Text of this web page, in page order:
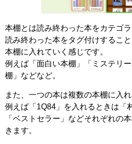
本棚とは読み終わった本をカテゴ
読み終わった本をタグ付けするこ
本棚に入れていく感じです。
例えば「面白い本棚」「ミステリ
棚」などなど。
また、一つの本は複数の本棚に入
例えば「1Q84」を入れるときは「
「ベストセラー」などそれぞれの
きます。